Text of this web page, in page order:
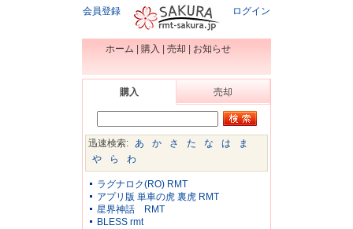
会員登録 ログイン
ホーム 購入 売却 お知らせ
購入 売却
迅速検索: あ か さ た な は
ま
や
ら わ
ラグナロク(RO) RMT
アプリ版 単車の虎 裏虎 RMT
星界神話 RMT
BLESS rmt